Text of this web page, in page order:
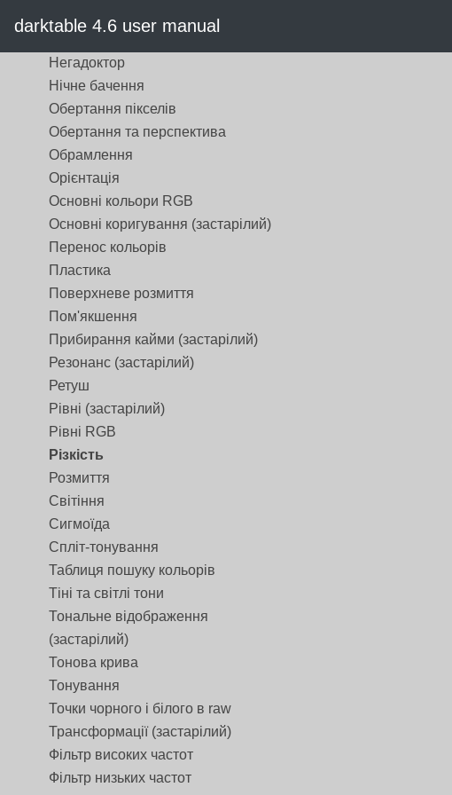
darktable 4.6 user manual
Масштабування пікселів
Негадоктор
Нічне бачення
Обертання пікселів
Обертання та перспектива
Обрамлення
Орієнтація
Основні кольори RGB
Основні коригування (застарілий)
Перенос кольорів
Пластика
Поверхневе розмиття
Пом'якшення
Прибирання кайми (застарілий)
Резонанс (застарілий)
Ретуш
Рівні (застарілий)
Рівні RGB
Різкість
Розмиття
Світіння
Сигмоїда
Спліт-тонування
Таблиця пошуку кольорів
Тіні та світлі тони
Тональне відображення
(застарілий)
Тонова крива
Тонування
Точки чорного і білого в raw
Трансформації (застарілий)
Фільтр високих частот
Фільтр низьких частот